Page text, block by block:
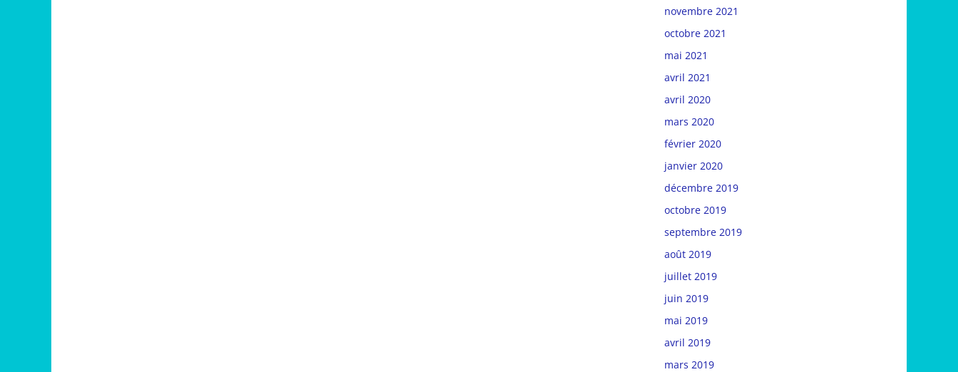
novembre 2021
octobre 2021
mai 2021
avril 2021
avril 2020
mars 2020
février 2020
janvier 2020
décembre 2019
octobre 2019
septembre 2019
août 2019
juillet 2019
juin 2019
mai 2019
avril 2019
mars 2019